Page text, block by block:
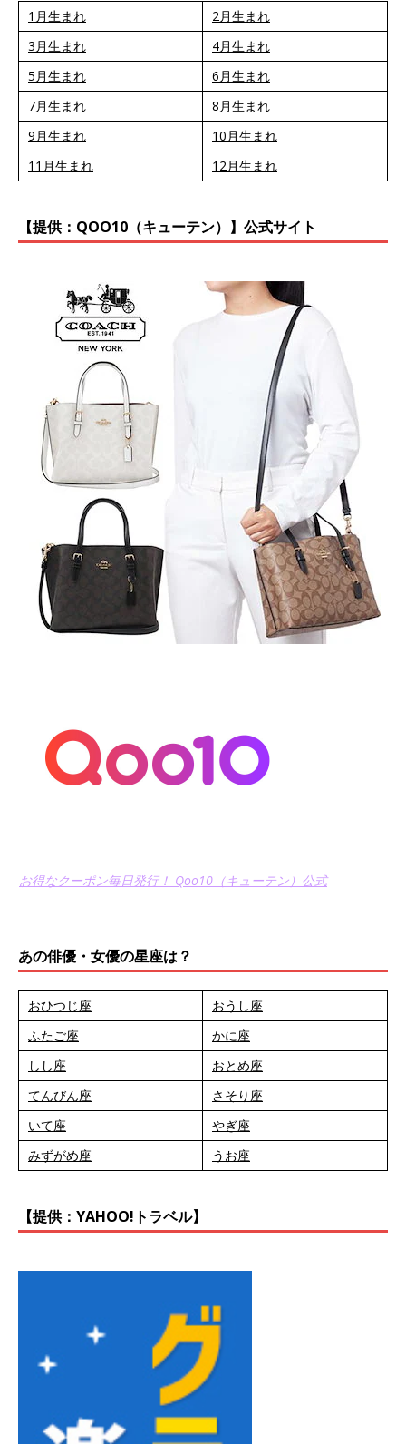
1月生まれ
2月生まれ
3月生まれ
4月生まれ
5月生まれ
6月生まれ
7月生まれ
8月生まれ
9月生まれ
10月生まれ
11月生まれ
12月生まれ
【提供：QOO10（キューテン）】公式サイト
お得なクーポン毎日発行！ Qoo10（キューテン）公式
あの俳優・女優の星座は？
おひつじ座
おうし座
ふたご座
かに座
しし座
おとめ座
てんびん座
さそり座
いて座
やぎ座
みずがめ座
うお座
【提供：YAHOO!トラベル】